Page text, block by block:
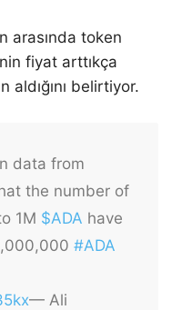
arasında token
fiyat arttıkça
aldığını belirtiyor.
data from
the number of
1M $ADA have
#ADA
— Ali